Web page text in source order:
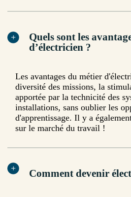
Quels sont les
d’électricien ?
Les avantages du métier
diversité des missions, la
apportée par la technicité des
installations, sans oublier les
d'apprentissage. Il y a
sur le marché du travail !
Comment devenir